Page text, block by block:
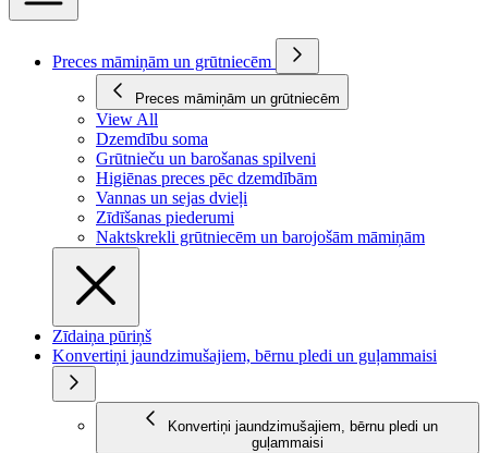
Preces māmiņām un grūtniecēm
Preces māmiņām un grūtniecēm
View All
Dzemdību soma
Grūtnieču un barošanas spilveni
Higiēnas preces pēc dzemdībām
Vannas un sejas dvieļi
Zīdīšanas piederumi
Naktskrekli grūtniecēm un barojošām māmiņām
Zīdaiņa pūriņš
Konvertiņi jaundzimušajiem, bērnu pledi un guļammaisi
Konvertiņi jaundzimušajiem, bērnu pledi un
guļammaisi